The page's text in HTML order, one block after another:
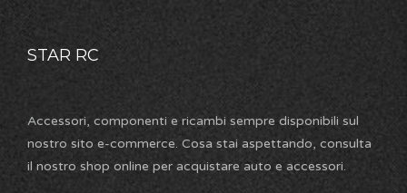
STAR RC
Accessori, componenti e ricambi sempre disponibili sul
nostro sito e-commerce. Cosa stai aspettando, consulta
il nostro shop online per acquistare auto e accessori.